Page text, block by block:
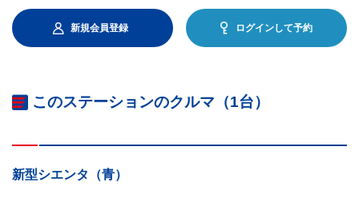
新規会員登録 ログインして予約
このステーションのクルマ（1台）
新型シエンタ（青）